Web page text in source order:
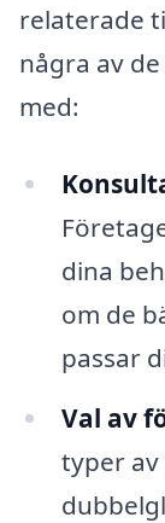
relaterade
några av
med:
dina
om de
passar
Val av
typer av